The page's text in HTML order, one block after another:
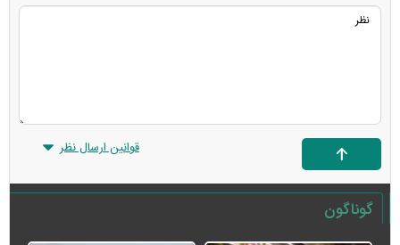
قوانین ارسال نظر
گوناگون